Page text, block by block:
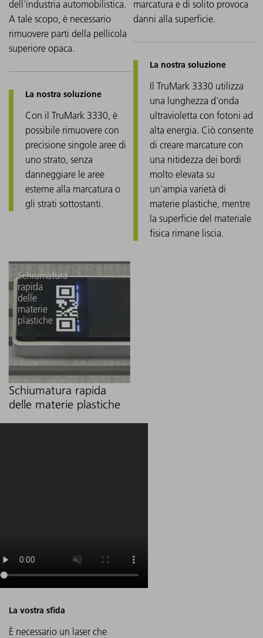
dell'industria automobilistica.
A tale scopo, è necessario
rimuovere parti della pellicola
superiore opaca.
Con il TruMark 3330, è
possibile rimuovere con
precisione singole aree di
uno strato, senza
danneggiare le aree
esterne alla marcatura o
gli strati sottostanti.
marcatura e di solito provoca
danni alla superficie.
Il TruMark 3330 utilizza
una lunghezza d'onda
ultravioletta con fotoni ad
alta energia. Ciò consente
di creare marcature con
una nitidezza dei bordi
molto elevata su
un'ampia varietà di
materie plastiche, mentre
la superficie del materiale
fisica rimane liscia.
Schiumatura
rapida
delle
materie
plastiche
Schiumatura rapida
delle materie plastiche
È necessario un laser che